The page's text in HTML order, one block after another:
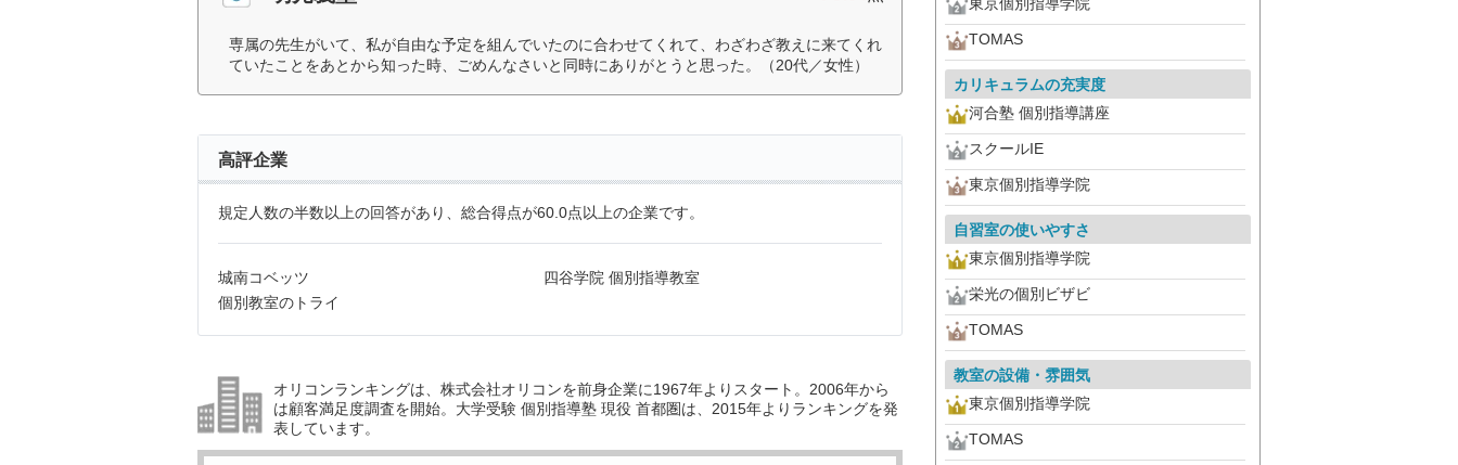
専属の先生がいて、私が自由な予定を組んでいたのに合わせてくれて、わざわざ教えに来てくれ
ていたことをあとから知った時、ごめんなさいと同時にありがとうと思った。（20代／女性）
高評企業
規定人数の半数以上の回答があり、総合得点が60.0点以上の企業です。
城南コベッツ
四谷学院 個別指導教室
個別教室のトライ
オリコンランキングは、株式会社オリコンを前身企業に1967年よりスタート。2006年から
は顧客満足度調査を開始。大学受験 個別指導塾 現役 首都圏は、2015年よりランキングを発
表しています。
TOMAS
カリキュラムの充実度
河合塾 個別指導講座
スクールIE
東京個別指導学院
自習室の使いやすさ
東京個別指導学院
栄光の個別ビザビ
TOMAS
教室の設備・雰囲気
東京個別指導学院
TOMAS